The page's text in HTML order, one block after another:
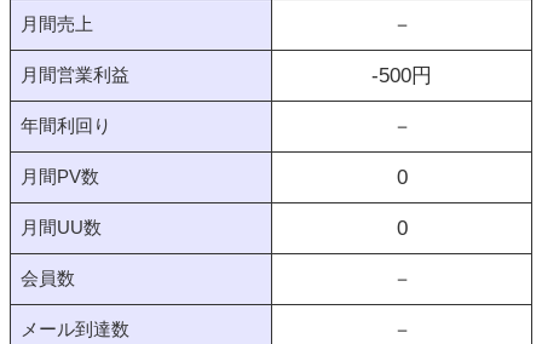
月間売上 －
月間営業利益 -500円
年間利回り －
月間PV数 0
月間UU数 0
会員数 －
メール到達数 －